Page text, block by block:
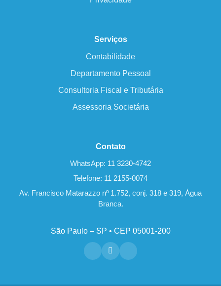
Serviços
Contabilidade
Departamento Pessoal
Consultoria Fiscal e Tributária
Assessoria Societária
Contato
WhatsApp: 11 3230-4742
Telefone: 11 2155-0074
Av. Francisco Matarazzo nº 1.752, conj. 318 e 319, Água
Branca.
São Paulo – SP • CEP 05001-200